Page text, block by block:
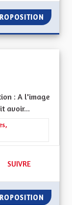
: A l'image
avoir...
51 ABONNÉS
SUIVRE
PISTES